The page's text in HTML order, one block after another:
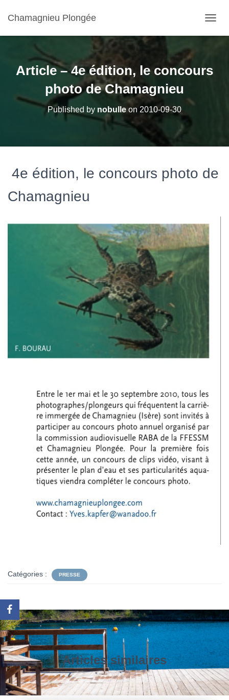
Chamagnieu Plongée
Article – 4e édition, le concours
photo de Chamagnieu
Published by nobulle on 2010-09-30
4e édition, le concours photo de
Chamagnieu
Catégories : PRESSE
Articles similaires